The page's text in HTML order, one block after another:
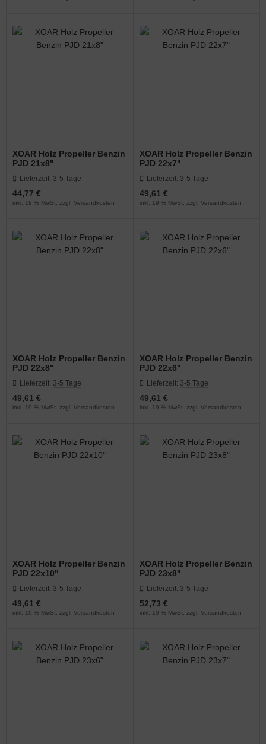
XOAR Holz Propeller Benzin
PJD 21x8"
Lieferzeit: 3-5 Tage
44,77 €
inkl. 19 % MwSt. zzgl. Versandkosten
XOAR Holz Propeller Benzin
PJD 22x7"
Lieferzeit: 3-5 Tage
49,61 €
inkl. 19 % MwSt. zzgl. Versandkosten
XOAR Holz Propeller Benzin
PJD 22x8"
Lieferzeit: 3-5 Tage
49,61 €
inkl. 19 % MwSt. zzgl. Versandkosten
XOAR Holz Propeller Benzin
PJD 22x6"
Lieferzeit: 3-5 Tage
49,61 €
inkl. 19 % MwSt. zzgl. Versandkosten
XOAR Holz Propeller Benzin
PJD 22x10"
Lieferzeit: 3-5 Tage
49,61 €
inkl. 19 % MwSt. zzgl. Versandkosten
XOAR Holz Propeller Benzin
PJD 23x8"
Lieferzeit: 3-5 Tage
52,73 €
inkl. 19 % MwSt. zzgl. Versandkosten